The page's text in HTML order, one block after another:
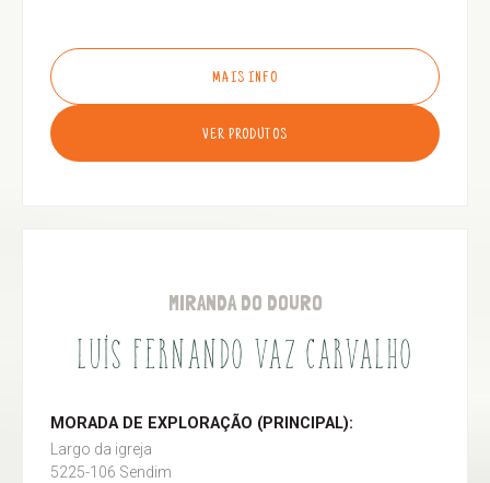
MAIS INFO
VER PRODUTOS
MIRANDA DO DOURO
LUÍS FERNANDO VAZ CARVALHO
MORADA DE EXPLORAÇÃO (PRINCIPAL):
Largo da igreja
5225-106 Sendim